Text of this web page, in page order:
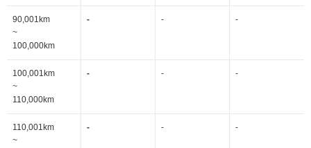
90,001km
~
100,000km
- - -
100,001km
~
110,000km
- - -
110,001km
~
- - -